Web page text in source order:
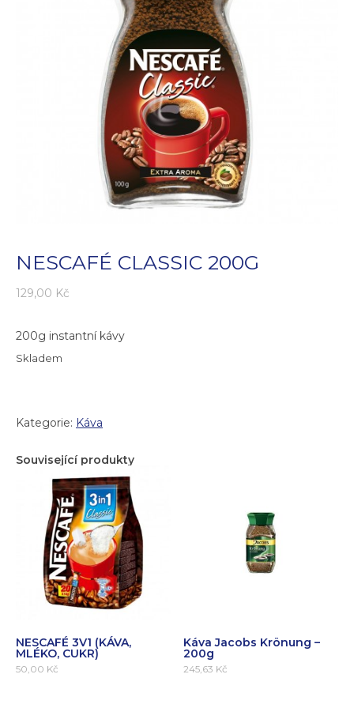
NESCAFÉ CLASSIC 200G
129,00 Kč
200g instantní kávy
Skladem
Kategorie: Káva
Související produkty
NESCAFÉ 3V1 (KÁVA,
MLÉKO, CUKR)
50,00 Kč
Káva Jacobs Krönung –
200g
245,63 Kč